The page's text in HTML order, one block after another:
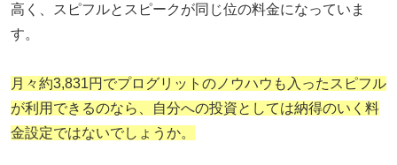
高く、スピフルとスピークが同じ位の料金になっていま
す。
月々約3,831円でプログリットのノウハウも入ったスピフル
が利用できるのなら、自分への投資としては納得のいく料
金設定ではないでしょうか。